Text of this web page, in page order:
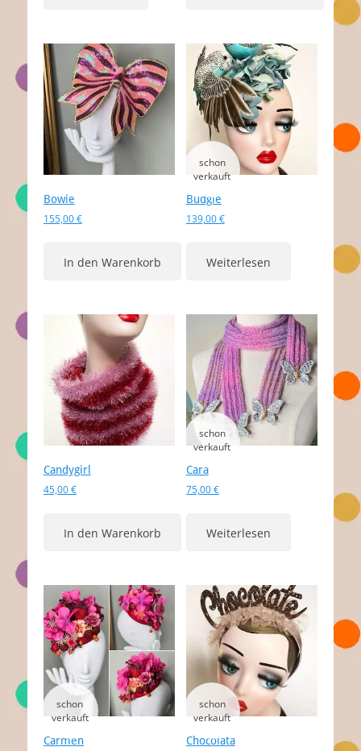
Bowie
155,00€
In den Warenkorb
Budgie
139,00€
Weiterlesen
Candygirl
45,00€
In den Warenkorb
Cara
75,00€
Weiterlesen
Carmen Chocolata